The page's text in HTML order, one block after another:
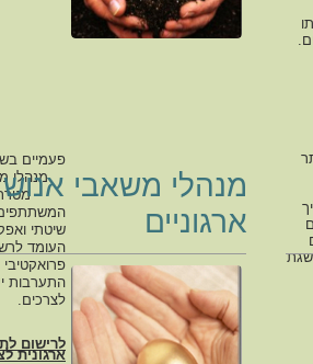
פעמיים
מנהלי
מטרת
המשתתפים
שיטתי
העומד
התערבות
לצרכים.
לרישום
ארגונית
מנהלי משאבי אנוש
ארגוניים